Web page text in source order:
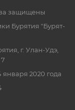
защищены
Бурятия "Бурят-
г. Улан-Удэ,
января 2020 года